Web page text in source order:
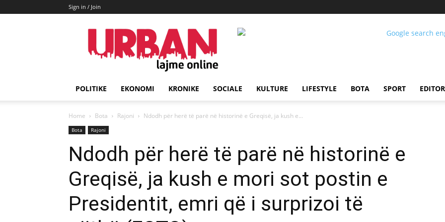
Sign in / Join
URBAN
Lajme
POLITIKE EKONOMI KRONIKE SOCIALE KULTURE LIFESTYLE BOTA SPORT
Home Bota Rajoni Ndodh për herë të parë në historinë e Greqisë, ja kush e...
Bota Rajoni
Ndodh për herë të parë në historinë e
Greqisë, ja kush e mori sot postin e
Presidentit, emri që i surprizoi të